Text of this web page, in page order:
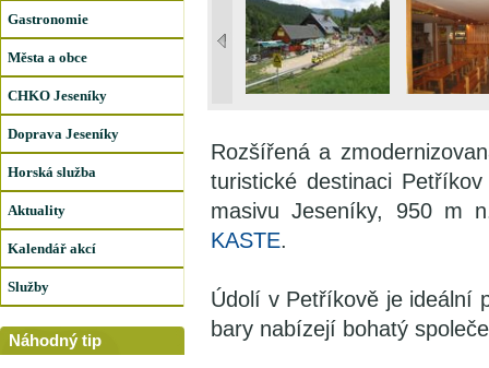
Gastronomie
Města a obce
CHKO Jeseníky
Doprava Jeseníky
Horská služba
Aktuality
Kalendář akcí
Služby
Náhodný tip
Rozšířená a
turistické destinaci
masivu Jeseníky, 950 m
KASTE.
Údolí v Petříkově je ideální
bary nabízejí bohatý